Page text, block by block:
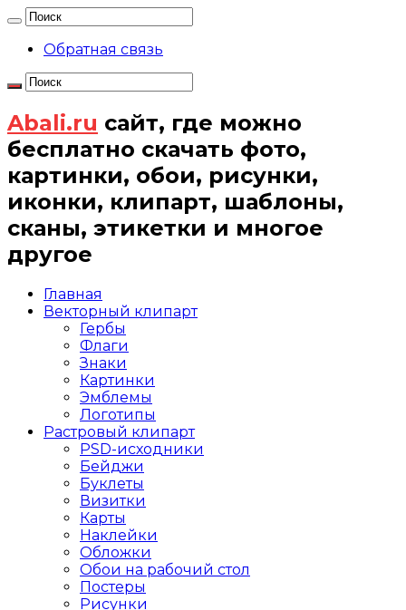
Обратная связь
Abali.ru сайт, где можно
бесплатно скачать фото,
картинки, обои, рисунки,
иконки, клипарт, шаблоны,
сканы, этикетки и многое
другое
Главная
Векторный клипарт
Гербы
Флаги
Знаки
Картинки
Эмблемы
Логотипы
Растровый клипарт
PSD-исходники
Бейджи
Буклеты
Визитки
Карты
Наклейки
Обложки
Обои на рабочий стол
Постеры
Рисунки